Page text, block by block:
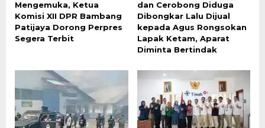
Mengemuka, Ketua
Komisi XII DPR Bambang
Patijaya Dorong Perpres
Segera Terbit
dan Cerobong Diduga
Dibongkar Lalu Dijual
kepada Agus Rongsokan
Lapak Ketam, Aparat
Diminta Bertindak